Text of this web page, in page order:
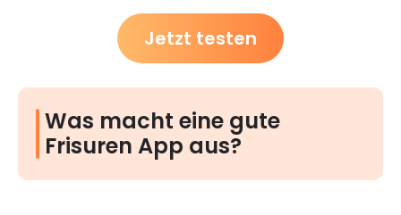
Jetzt testen
Was macht eine gute
Frisuren App aus?